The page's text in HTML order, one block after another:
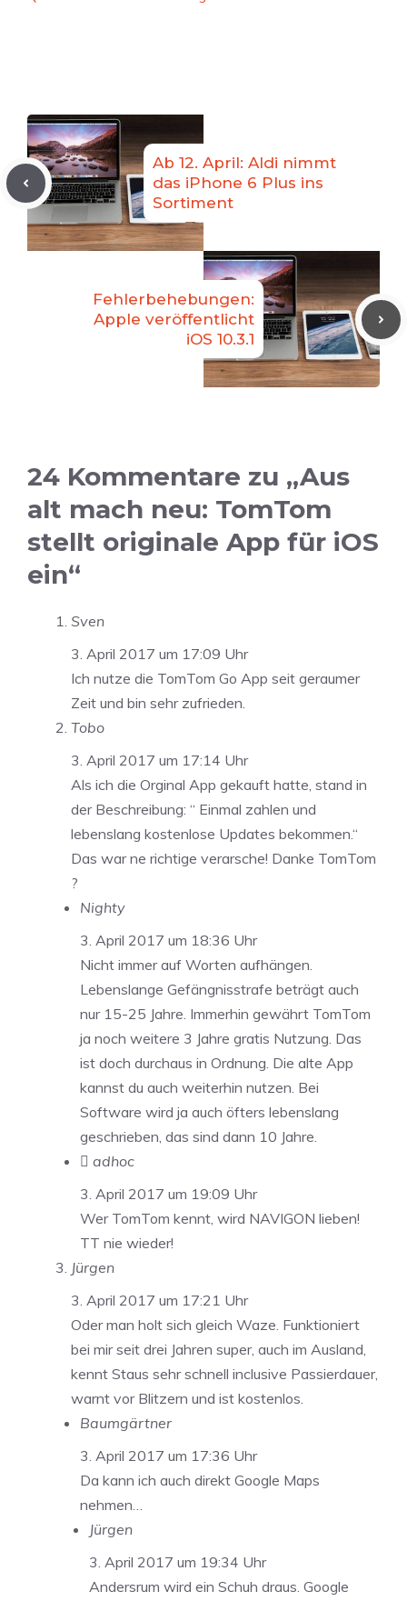
Ab 12. April: Aldi nimmt
das iPhone 6 Plus ins
Sortiment
Fehlerbehebungen:
Apple veröffentlicht
iOS 10.3.1
24 Kommentare zu „Aus
alt mach neu: TomTom
stellt originale App für iOS
ein“
Sven
3. April 2017 um 17:09 Uhr
Ich nutze die TomTom Go App seit geraumer
Zeit und bin sehr zufrieden.
Tobo
3. April 2017 um 17:14 Uhr
Als ich die Orginal App gekauft hatte, stand in
der Beschreibung: “ Einmal zahlen und
lebenslang kostenlose Updates bekommen.“
Das war ne richtige verarsche! Danke TomTom
?
Nighty
3. April 2017 um 18:36 Uhr
Nicht immer auf Worten aufhängen.
Lebenslange Gefängnisstrafe beträgt auch
nur 15-25 Jahre. Immerhin gewährt TomTom
ja noch weitere 3 Jahre gratis Nutzung. Das
ist doch durchaus in Ordnung. Die alte App
kannst du auch weiterhin nutzen. Bei
Software wird ja auch öfters lebenslang
geschrieben, das sind dann 10 Jahre.
 adhoc
3. April 2017 um 19:09 Uhr
Wer TomTom kennt, wird NAVIGON lieben!
TT nie wieder!
Jürgen
3. April 2017 um 17:21 Uhr
Oder man holt sich gleich Waze. Funktioniert
bei mir seit drei Jahren super, auch im Ausland,
kennt Staus sehr schnell inclusive Passierdauer,
warnt vor Blitzern und ist kostenlos.
Baumgärtner
3. April 2017 um 17:36 Uhr
Da kann ich auch direkt Google Maps
nehmen…
Jürgen
3. April 2017 um 19:34 Uhr
Andersrum wird ein Schuh draus. Google